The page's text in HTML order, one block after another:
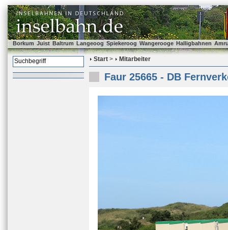
Borkum Juist Baltrum Langeoog Spiekeroog Wangerooge Halligbahnen
Start > Mitarbeiter
Faur 25665 - DB